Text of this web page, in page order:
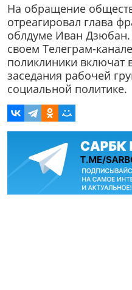
На обращение
отреагировал глава
облдуме Иван Дзюбан.
своем Телеграм-
поликлиники включат
заседания рабочей
социальной политике.